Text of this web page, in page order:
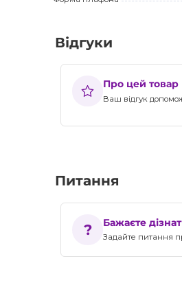
Відгуки
Про цей товар
Ваш відгук
Питання
Бажаєте
Задайте питання